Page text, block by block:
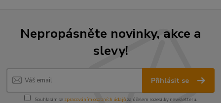
Nepropásněte novinky, akce a
slevy!
Přihlásit se
Souhlasím se zpracováním osobních údajůza účelem rozesílky newsletteru.